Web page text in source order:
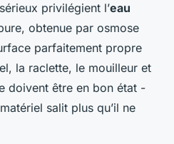
privilégient l’eau
obtenue par osmose
parfaitement propre
la raclette, le mouilleur et
doivent être en bon état -
salit plus qu’il ne